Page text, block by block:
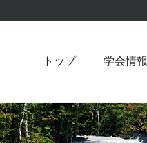
トップ 学会情報